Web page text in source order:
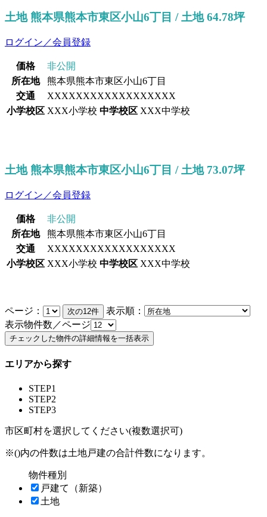
土地 熊本県熊本市東区小山6丁目 / 土地 64.78坪
ログイン／会員登録
価格
非公開
所在地
熊本県熊本市東区小山6丁目
交通
XXXXXXXXXXXXXXXXXX
小学校区 XXX小学校 中学校区 XXX中学校
土地 熊本県熊本市東区小山6丁目 / 土地 73.07坪
ログイン／会員登録
価格
非公開
所在地
熊本県熊本市東区小山6丁目
交通
XXXXXXXXXXXXXXXXXX
小学校区 XXX小学校 中学校区 XXX中学校
ページ：
表示順：
表示物件数／ページ
エリアから探す
STEP1
STEP2
STEP3
市区町村を選択してください(複数選択可)
※()内の件数は土地戸建の合計件数になります。
物件種別
戸建て（新築）
土地